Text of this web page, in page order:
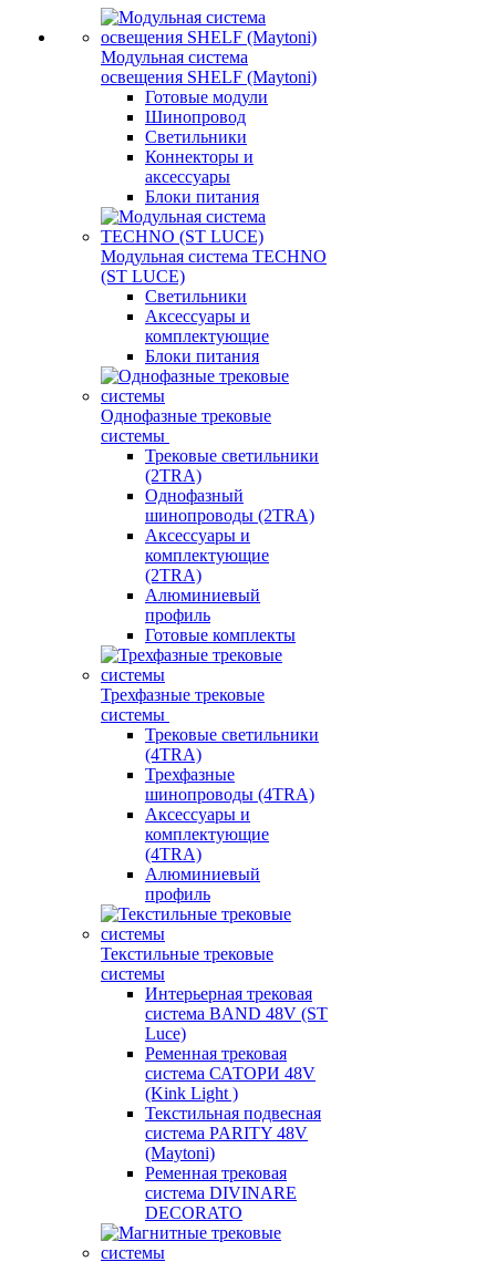
Модульная система
освещения SHELF (Maytoni)
Готовые модули
Шинопровод
Светильники
Коннекторы и
аксессуары
Блоки питания
Модульная система TECHNO
(ST LUCE)
Светильники
Аксессуары и
комплектующие
Блоки питания
Однофазные трековые
системы
Трековые светильники
(2TRA)
Однофазный
шинопроводы (2TRA)
Аксессуары и
комплектующие
(2TRA)
Алюминиевый
профиль
Готовые комплекты
Трехфазные трековые
системы
Трековые светильники
(4TRA)
Трехфазные
шинопроводы (4TRA)
Аксессуары и
комплектующие
(4TRA)
Алюминиевый
профиль
Текстильные трековые
системы
Интерьерная трековая
система BAND 48V (ST
Luce)
Ременная трековая
система САТОРИ 48V
(Kink Light )
Текстильная подвесная
система PARITY 48V
(Maytoni)
Ременная трековая
система DIVINARE
DECORATO